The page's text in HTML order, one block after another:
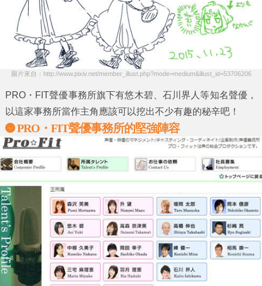
圖片來自：http://www.pixiv.net/member_illust.php?mode=medium&illust_id=53706206
PRO・FIT聲優事務所旗下有悠木碧、石川界人 等知名聲優，
以這家事務所當作主角應該可以挖出不少有趣的秘辛吧！
PRO・FIT聲優事務所的堅強陣容